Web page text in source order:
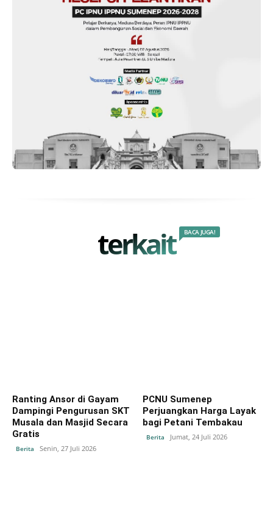
terkait BACA JUGA!
Ranting Ansor di Gayam
Dampingi Pengurusan SKT
Musala dan Masjid Secara
Gratis
Berita Senin, 27 Juli 2026
PCNU Sumenep
Perjuangkan Harga Layak
bagi Petani Tembakau
Berita Jumat, 24 Juli 2026